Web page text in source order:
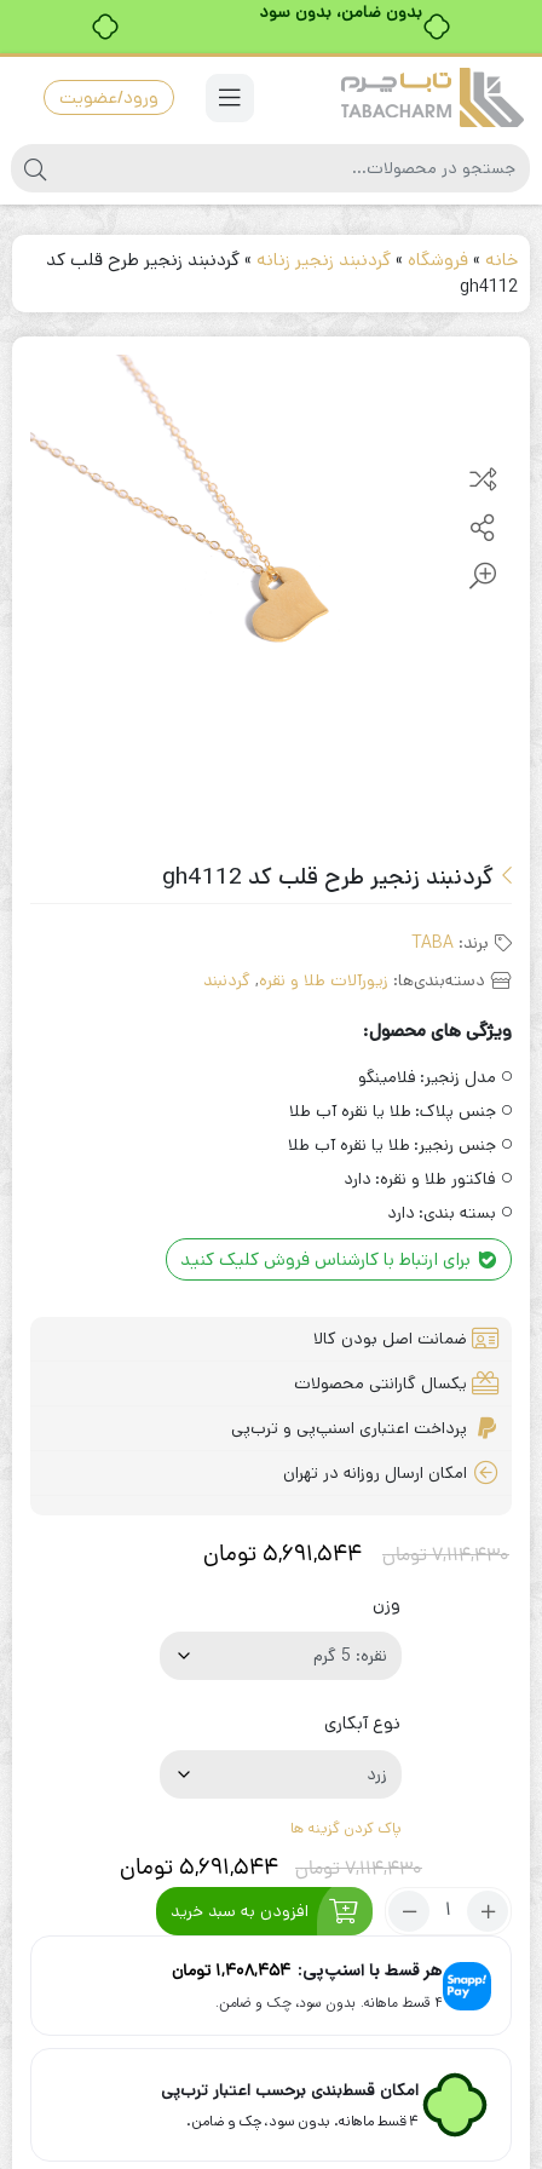
بدون ضامن، بدون سود
ورود/عضویت
خانه »فروشگاه »گردنبند زنجیر زنانه »گردنبند زنجیر طرح قلب کد
gh4112
گردنبند زنجیر طرح قلب کد gh4112
برند: TABA
دسته‌بندی‌ها: زیورآلات طلا و نقره, گردنبند
ویژگی های محصول:
مدل زنجیر: فلامینگو
جنس پلاک: طلا یا نقره آب طلا
جنس رنجیر: طلا یا نقره آب طلا
فاکتور طلا و نقره: دارد
بسته بندی: دارد
برای ارتباط با کارشناس فروش کلیک کنید
ضمانت اصل بودن کالا
یکسال گارانتی محصولات
پرداخت اعتباری اسنپ‌پی و ترب‌پی
امکان ارسال روزانه در تهران
7,114,430تومان 5,691,544 تومان
وزن
نوع آبکاری
پاک کردن گزینه ها
7,114,430تومان 5,691,544 تومان
تعداد:
طرح
قلب
افزودن به سبد خرید
هر قسط با اسنپ‌پی: 1,408,454 تومان
۴ قسط ماهانه. بدون سود، چک و ضامن.
امکان قسط‌بندی برحسب اعتبار ترب‌پی
۴ قسط ماهانه. بدون سود، چک و ضامن.